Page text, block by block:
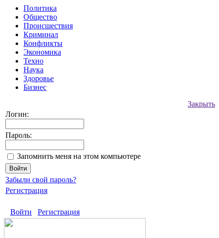
Политика
Общество
Происшествия
Криминал
Конфликты
Экономика
Техно
Наука
Здоровье
Бизнес
Закрыть
Логин:
Пароль:
Запомнить меня на этом компьютере
Забыли свой пароль?
Регистрация
Войти Регистрация